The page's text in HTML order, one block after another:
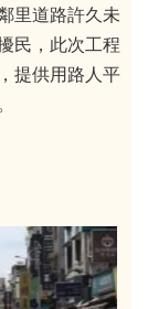
里道路許久未
民，此次工程
提供用路人平